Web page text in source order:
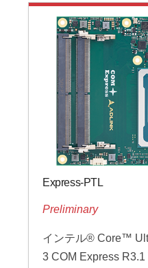
Express-PTL
Preliminary
インテル® Core™
3 COM Express